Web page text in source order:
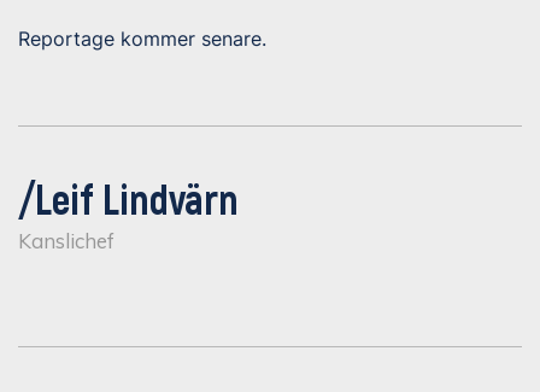
Reportage kommer senare.
/Leif Lindvärn
Kanslichef